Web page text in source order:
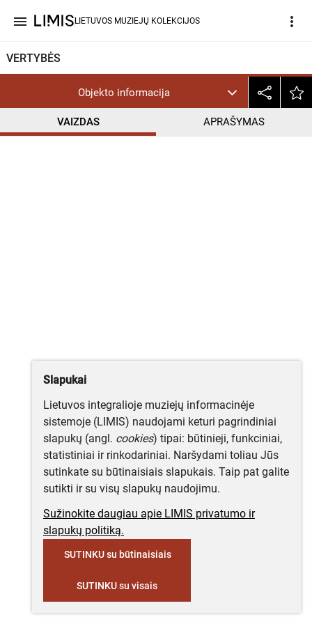
menu LIETUVOS MUZIEJŲ KOLEKCIJOS more_vert
VERTYBĖS
Objekto informacija
VAIZDAS APRAŠYMAS
CC BY-NC-ND
Slapukai
Lietuvos integralioje muziejų informacinėje
sistemoje (LIMIS) naudojami keturi pagrindiniai
slapukų (angl. cookies) tipai: būtinieji, funkciniai,
statistiniai ir rinkodariniai. Naršydami toliau Jūs
sutinkate su būtinaisiais slapukais. Taip pat galite
sutikti ir su visų slapukų naudojimu.
Sužinokite daugiau apie LIMIS privatumo ir
slapukų politiką.
SUTINKU su būtinaisiais
SUTINKU su visais